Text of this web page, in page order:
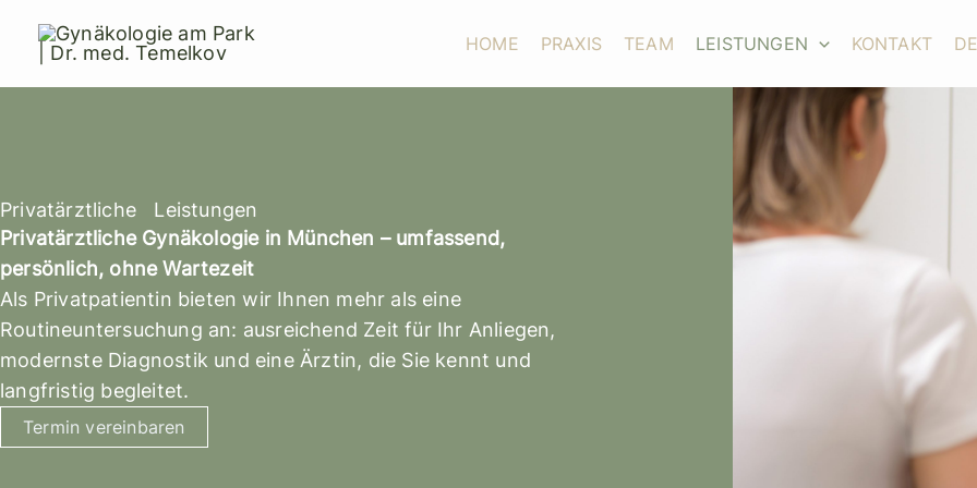
Inhalt
HOME PRAXIS TEAM LEISTUNGEN KONTAKT
Privatärztliche Leistungen
Privatärztliche Gynäkologie in München – umfassend,
persönlich, ohne Wartezeit
Als Privatpatientin bieten wir Ihnen mehr als eine
Routineuntersuchung an: ausreichend Zeit für Ihr Anliegen,
modernste Diagnostik und eine Ärztin, die Sie kennt und
langfristig begleitet.
Termin vereinbaren